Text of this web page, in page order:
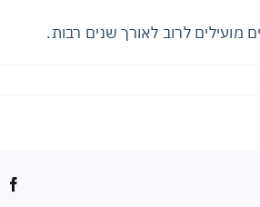
מועילים לרוב לאורך שנים רבות.